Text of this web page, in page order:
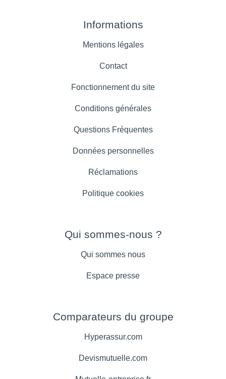
Informations
Mentions légales
Contact
Fonctionnement du site
Conditions générales
Questions Fréquentes
Données personnelles
Réclamations
Politique cookies
Qui sommes-nous ?
Qui sommes nous
Espace presse
Comparateurs du groupe
Hyperassur.com
Devismutuelle.com